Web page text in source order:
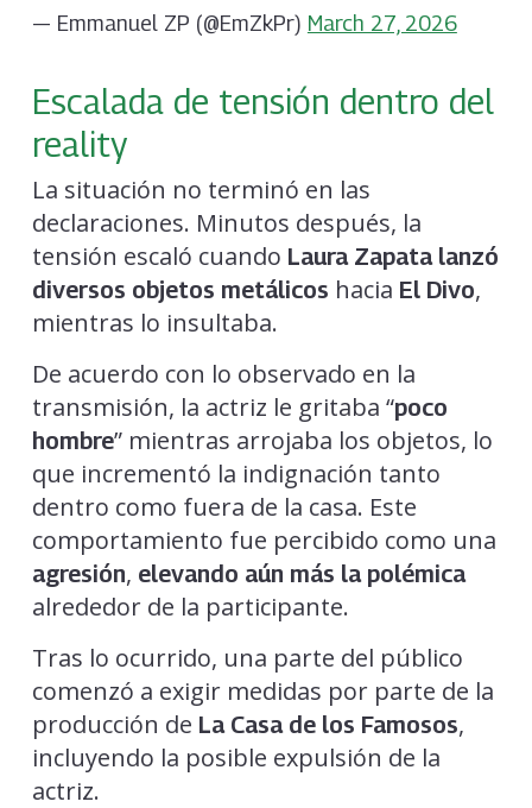
— Emmanuel ZP (@EmZkPr) March 27, 2026
Escalada de tensión dentro del
reality
La situación no terminó en las
declaraciones. Minutos después, la
tensión escaló cuando Laura Zapata lanzó
diversos objetos metálicos hacia El Divo,
mientras lo insultaba.
De acuerdo con lo observado en la
transmisión, la actriz le gritaba “poco
hombre” mientras arrojaba los objetos, lo
que incrementó la indignación tanto
dentro como fuera de la casa. Este
comportamiento fue percibido como una
agresión, elevando aún más la polémica
alrededor de la participante.
Tras lo ocurrido, una parte del público
comenzó a exigir medidas por parte de la
producción de La Casa de los Famosos,
incluyendo la posible expulsión de la
actriz.